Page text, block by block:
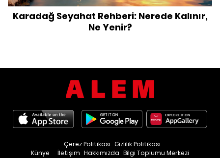
Karadağ Seyahat Rehberi: Nerede Kalınır,
Ne Yenir?
Künye İletişim Hakkımızda Bilgi Toplumu Merkezi
Çerez Politikası Gizlilik Politikası